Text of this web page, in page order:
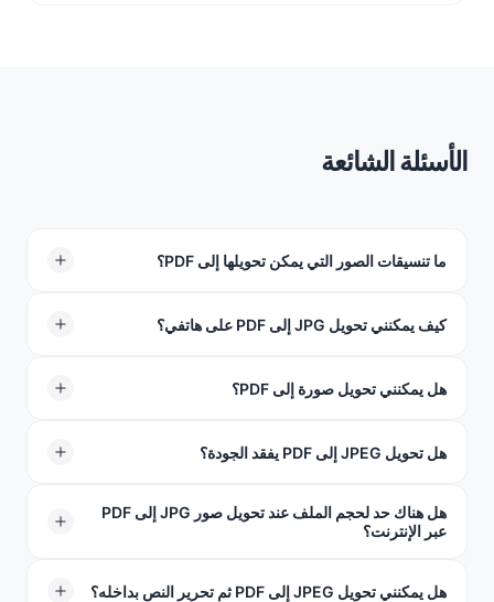
الأسئلة الشائعة
ما تنسيقات الصور التي يمكن تحويلها إلى PDF؟
ندعم JPG و JPEG وتنسيقات الصور الأخرى للتحويل إلى PDF.
كيف يمكنني تحويل JPG إلى PDF على هاتفي؟
افتح محول صورة JPG إلى PDF من TeraBox في متصفحك،
لتثبيت تطبيق.
هل يمكنني تحويل صورة إلى PDF؟
هل تحويل JPEG إلى PDF يفقد الجودة؟
لا — تحويل JPEG إلى PDF لا يقلل الجودة أو يعيد ضغط
صورتك. إنه ببساطة يحول الملف إلى تنسيق مختلف.
هل هناك حد لحجم الملف عند تحويل صور JPG إلى PDF
عبر الإنترنت؟
يمكنك تحميل ملفات JPG يصل حجم كل منها إلى 100
هل يمكنني تحويل JPEG إلى PDF ثم تحرير النص بداخله؟